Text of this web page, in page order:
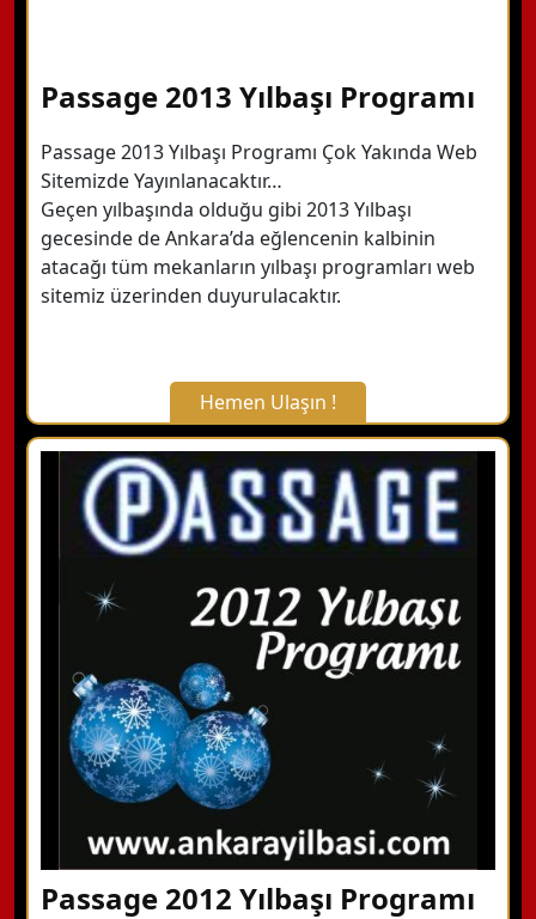
Passage 2013 Yılbaşı Programı
Passage 2013 Yılbaşı Programı Çok Yakında Web
Sitemizde Yayınlanacaktır…
Geçen yılbaşında olduğu gibi 2013 Yılbaşı
gecesinde de Ankara’da eğlencenin kalbinin
atacağı tüm mekanların yılbaşı programları web
sitemiz üzerinden duyurulacaktır.
Hemen Ulaşın !
X Kapat
WhatsApp ile Bilgi Alın
Hemen Arayın
Detaylı Bilgi Alın
Passage 2012 Yılbaşı Programı